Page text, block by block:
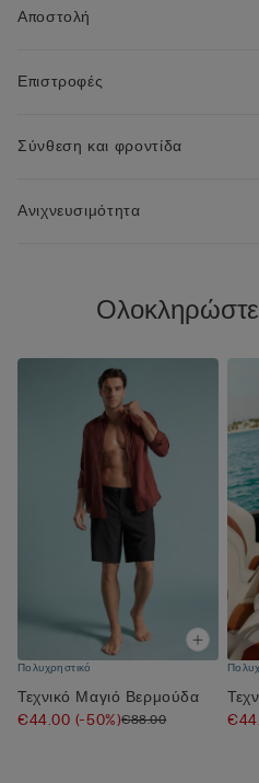
Αποστολή
Επιστροφές
Σύνθεση και φροντίδα
Ανιχνευσιμότητα
Πολυχρηστικό
Τεχνικό Μαγιό Βερμούδα
€44.00 (-50%)€88.00